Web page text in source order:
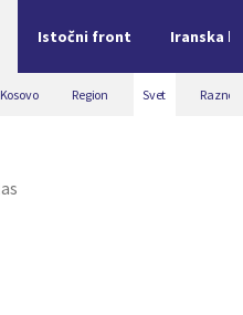
Istočni front Iranska
Kosovo Region Svet Razno